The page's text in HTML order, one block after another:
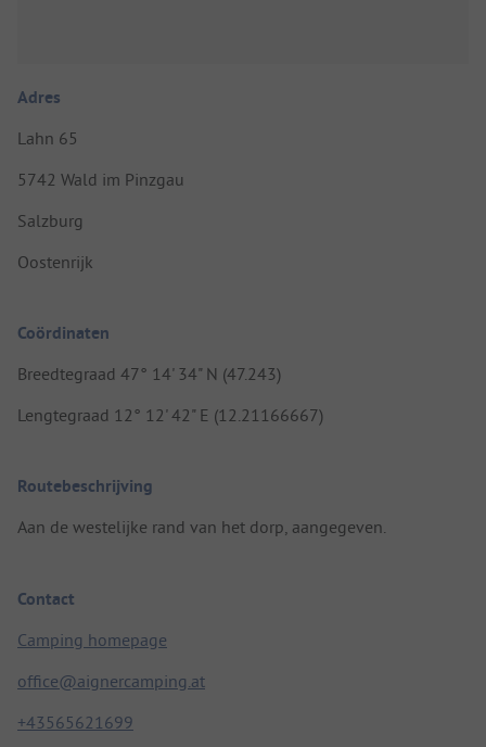
Adres
Lahn 65
5742 Wald im Pinzgau
Salzburg
Oostenrijk
Coördinaten
Breedtegraad 47° 14' 34" N (47.243)
Lengtegraad 12° 12' 42" E (12.21166667)
Routebeschrijving
Aan de westelijke rand van het dorp, aangegeven.
Contact
Camping homepage
office@aignercamping.at
+43565621699